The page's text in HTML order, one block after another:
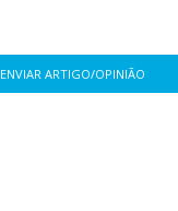
ENVIAR ARTIGO/OPINIÃO